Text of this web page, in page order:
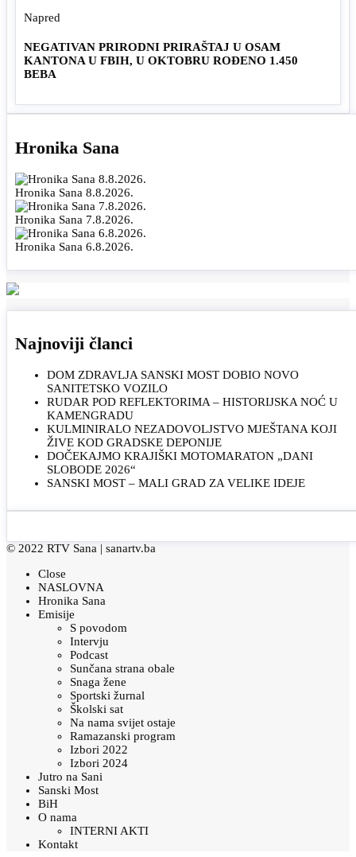
Napred
NEGATIVAN PRIRODNI PRIRAŠTAJ U OSAM
KANTONA U FBIH, U OKTOBRU ROĐENO 1.450
BEBA
Hronika Sana
Hronika Sana 8.8.2026.
Hronika Sana 7.8.2026.
Hronika Sana 6.8.2026.
Najnoviji članci
DOM ZDRAVLJA SANSKI MOST DOBIO NOVO
SANITETSKO VOZILO
RUDAR POD REFLEKTORIMA – HISTORIJSKA NOĆ U
KAMENGRADU
KULMINIRALO NEZADOVOLJSTVO MJEŠTANA KOJI
ŽIVE KOD GRADSKE DEPONIJE
DOČEKAJMO KRAJIŠKI MOTOMARATON „DANI
SLOBODE 2026“
SANSKI MOST – MALI GRAD ZA VELIKE IDEJE
© 2022 RTV Sana | sanartv.ba
Close
NASLOVNA
Hronika Sana
Emisije
S povodom
Intervju
Podcast
Sunčana strana obale
Snaga žene
Sportski žurnal
Školski sat
Na nama svijet ostaje
Ramazanski program
Izbori 2022
Izbori 2024
Jutro na Sani
Sanski Most
BiH
O nama
INTERNI AKTI
Kontakt